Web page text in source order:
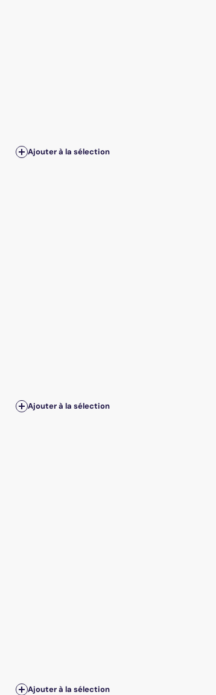
Ajouter à la sélection
Ajouter à la sélection
Ajouter à la sélection